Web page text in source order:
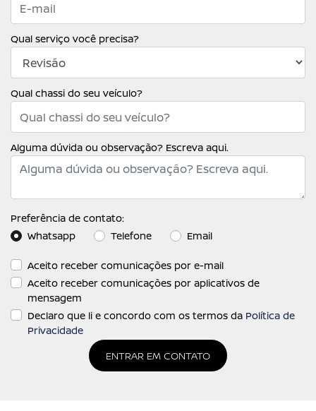
Qual serviço você precisa?
Qual chassi do seu veículo?
Alguma dúvida ou observação? Escreva aqui.
Preferência de contato:
Whatsapp
Telefone Email
Aceito receber comunicações por e-mail
Aceito receber comunicações por aplicativos de
mensagem
Declaro que li e concordo com os termos da Política de
Privacidade
ENTRAR EM CONTATO